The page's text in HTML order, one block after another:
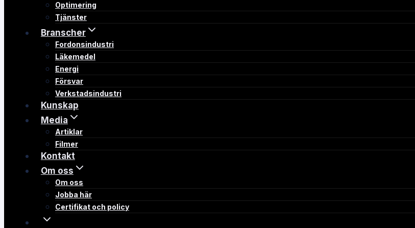
Optimering
Tjänster
Branscher
Fordonsindustri
Läkemedel
Energi
Försvar
Verkstadsindustri
Kunskap
Media
Artiklar
Filmer
Kontakt
Om oss
Om oss
Jobba här
Certifikat och policy